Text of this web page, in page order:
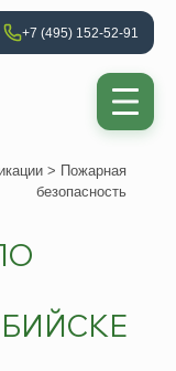
+7 (495) 152-52-91
> Пожарная
безопасность